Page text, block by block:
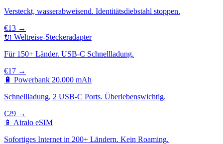
Versteckt, wasserabweisend. Identitätsdiebstahl stoppen.
€13 →
🔌 Weltreise-Steckeradapter
Für 150+ Länder. USB-C Schnellladung.
€17 →
🔋 Powerbank 20.000 mAh
Schnellladung, 2 USB-C Ports. Überlebenswichtig.
€29 →
📱 Airalo eSIM
Sofortiges Internet in 200+ Ländern. Kein Roaming.